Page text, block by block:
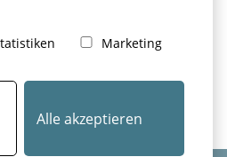
Marketing
Alle akzeptieren
Erbrecht Aue